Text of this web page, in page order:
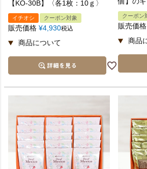
■ 熨斗のかけ方
【KO-30B】〈各1枚：10ｇ〉
イチオシ クーポン対象
販売価格 ¥4,930税込
クーポン
販売価格